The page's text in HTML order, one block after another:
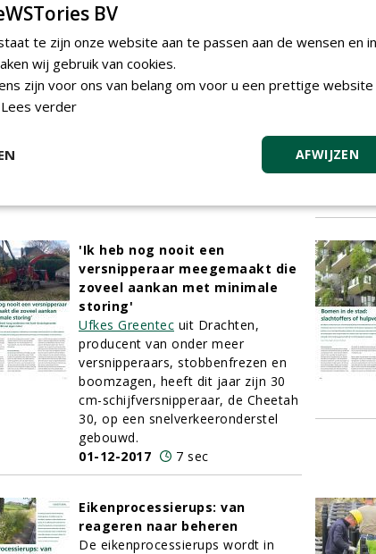
In een special over
houtversnipperaars mag
machinefabrikant Jensen niet
houtversnipperaar en heeft een
'Ik heb nog nooit een
versnipperaar meegemaakt die
zoveel aankan met minimale
storing'
Ufkes Greentec uit Drachten,
producent van onder meer
versnipperaars, stobbenfrezen en
boomzagen, heeft dit jaar zijn 30
cm-schijfversnipperaar, de Cheetah
30, op een snelverkeeronderstel
gebouwd.
01-12-2017
7 sec
Eikenprocessierups: van
reageren naar beheren
De eikenprocessierups wordt in
BV
te zijn onze website aan te passen aan de wensen en
wij gebruik van cookies.
zijn voor ons van belang om voor u een prettige
Lees verder
AFWIJZEN